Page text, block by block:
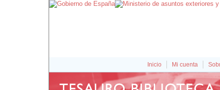
Inicio Mi cuenta